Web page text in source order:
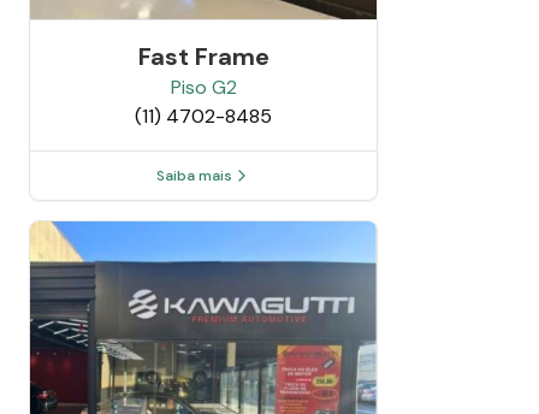
Fast Frame
Piso G2
(11) 4702-8485
Saiba mais